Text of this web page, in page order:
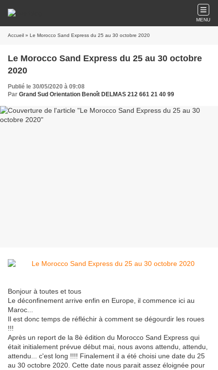
MENU
Accueil » Le Morocco Sand Express du 25 au 30 octobre 2020
Le Morocco Sand Express du 25 au 30 octobre
2020
Publié le 30/05/2020 à 09:08
Par Grand Sud Orientation Benoît DELMAS 212 661 21 40 99
Bonjour à toutes et tous
Le déconfinement arrive enfin en Europe, il commence ici au
Maroc...
Il est donc temps de réfléchir à comment se dégourdir les roues
!!!
Après un report de la 8è édition du Morocco Sand Express qui
était initialement prévue début mai, nous avons attendu, attendu,
attendu... c'est long !!!! Finalement il a été choisi une date du 25
au 30 octobre 2020. Cette date nous parait assez éloignée pour